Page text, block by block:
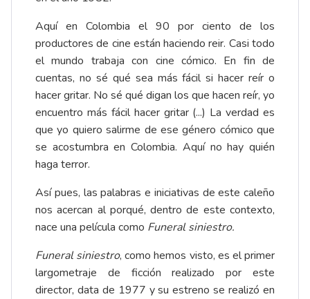
Aquí en Colombia el 90 por ciento de los
productores de cine están haciendo reir. Casi todo
el mundo trabaja con cine cómico. En fin de
cuentas, no sé qué sea más fácil si hacer reír o
hacer gritar. No sé qué digan los que hacen reír, yo
encuentro más fácil hacer gritar (...) La verdad es
que yo quiero salirme de ese género cómico que
se acostumbra en Colombia. Aquí no hay quién
haga terror.
Así pues, las palabras e iniciativas de este caleño
nos acercan al porqué, dentro de este contexto,
nace una película como Funeral siniestro.
Funeral siniestro, como hemos visto, es el primer
largometraje de ficción realizado por este
director, data de 1977 y su estreno se realizó en